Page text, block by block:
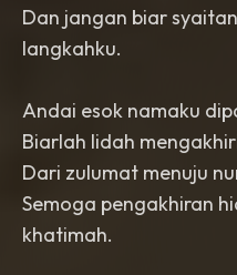
Dan jangan biar
langkahku.
Andai esok namaku
Biarlah lidah
Dari zulumat menuju
Semoga pengakhiran
khatimah.